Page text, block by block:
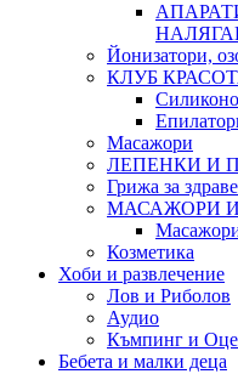
Йонизатори,
КЛУБ
Масажори
ЛЕПЕНКИ И
Грижа за
МАСАЖОРИ
Козметика
Хоби и развлечение
Лов и Риболов
Аудио
Къмпинг и
Бебета и малки деца